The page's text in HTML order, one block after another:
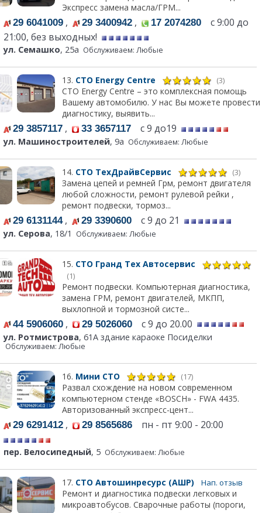
Экспресс замена масла/ГРМ...
29 6041009 , 29 3400942 , 17 2074280 с 9:00 до
21:00, без выходных!
ул. Семашко, 25а Обслуживаем: Любые
13. СТО Energy Centre (3)
СТО Energy Centre – это комплексная помощь
Вашему автомобилю. У нас Вы можете провести
диагностику, выявить...
29 3857117 , 33 3657117 с 9 до19
ул. Машиностроителей, 9а Обслуживаем: Любые
14. СТО ТехДрайвСервис (3)
Замена цепей и ремней Грм, ремонт двигателя
любой сложности, ремонт рулевой рейки ,
ремонт подвески, тормоз...
29 6131144, 29 3390600 с 9 до 21
ул. Серова, 18/1 Обслуживаем: Любые
15. СТО Гранд Тех Автосервис
(1)
Ремонт подвески. Компьютерная диагностика,
замена ГРМ, ремонт двигателей, МКПП,
выхлопной и тормозной систе...
44 5906060 , 29 5026060 с 9 до 20.00
ул. Ротмистрова, 61А здание караоке Посиделки
Обслуживаем: Любые
16. Мини СТО (17)
Развал схождение на новом современном
компьютерном стенде «BOSCH» - FWA 4435.
Авторизованный экспресс-цент...
29 6291412 , 29 8565686 пн - пт 9:00 - 20:00
пер. Велосипедный, 5 Обслуживаем: Любые
17. СТО Автошинресурс (АШР) Нап. отзыв
Ремонт и диагностика подвески легковых и
микроавтобусов. Сварочные работы (пороги,